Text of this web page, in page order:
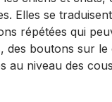
Elles se
répétées qui
des boutons sur
au niveau des